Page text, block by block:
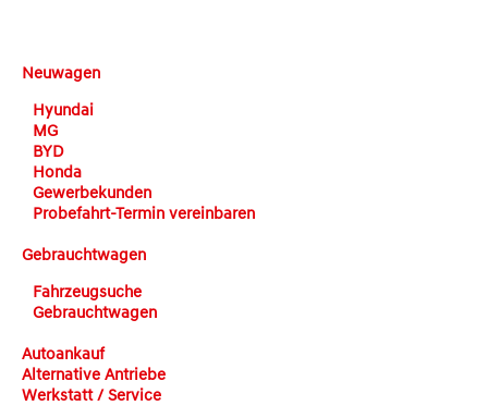
Neuwagen
Hyundai
MG
BYD
Honda
Gewerbekunden
Probefahrt-Termin vereinbaren
Gebrauchtwagen
Fahrzeugsuche
Gebrauchtwagen
Autoankauf
Alternative Antriebe
Werkstatt / Service